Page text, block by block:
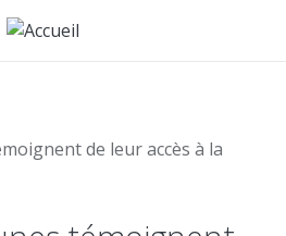
de leur accès à la